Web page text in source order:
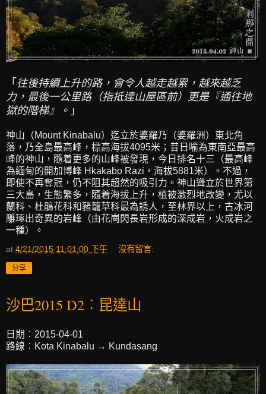
「 往後持續上升的路，會令人越走越累，越來越乏
力，最後一公里路（指抵達山屋區前）更是『通往地
獄的階梯』。 」
神山（Mount Kinabalu）迄立於婆羅乃（婆羅洲）東北角
落，乃全島最高峰，標高海拔4095米；昔日喻為東南亞最高
峰的神山，隨着更多的山峰被發現，今日排名十三（最高峰
為緬甸的開加博峰 Hkakabo Razi，海拔5881米）。不過，
即使不再奪冠，仍不阻其超然的吸引力。神山聳立於世界第
三大島，生態繁多，隨着海拔上升，植被激烈地改變，尤以
蘭科、杜鵑花科和豬籠草科最為誘人，至林界以上，古冰河
雕琢出奇異的岩峰（由花崗閃長岩形成的深成岩，火成岩之
一種）。
at 4/21/2015 11:01:00 下午 沒有留言:
分享
沙巴2015 D2︰昆達山
日期︰2015-04-01
路線︰Kota Kinabalu → Kundasang